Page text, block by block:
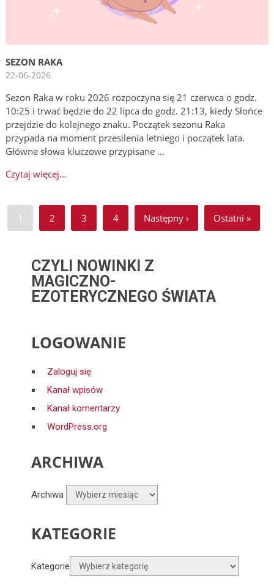
SEZON RAKA
22-06-2026
Sezon Raka w roku 2026 rozpoczyna się 21 czerwca o godz.
10:25 i trwać będzie do 22 lipca do godz. 21:13, kiedy Słońce
przejdzie do kolejnego znaku. Początek sezonu Raka
przypada na moment przesilenia letniego i początek lata.
Główne słowa kluczowe przypisane …
Czytaj więcej...
1 2 3 4 Następny › Ostatni »
CZYLI NOWINKI Z
MAGICZNO-
EZOTERYCZNEGO ŚWIATA
LOGOWANIE
Zaloguj się
Kanał wpisów
Kanał komentarzy
WordPress.org
ARCHIWA
Archiwa
KATEGORIE
Kategorie